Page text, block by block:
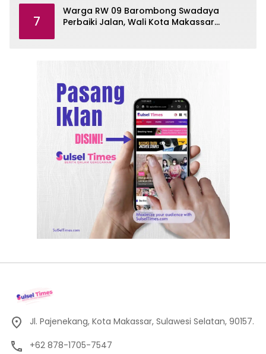
7
Warga RW 09 Barombong Swadaya
Perbaiki Jalan, Wali Kota Makassar
Jl. Pajenekang, Kota Makassar, Sulawesi Selatan, 90157.
+62 878-1705-7547